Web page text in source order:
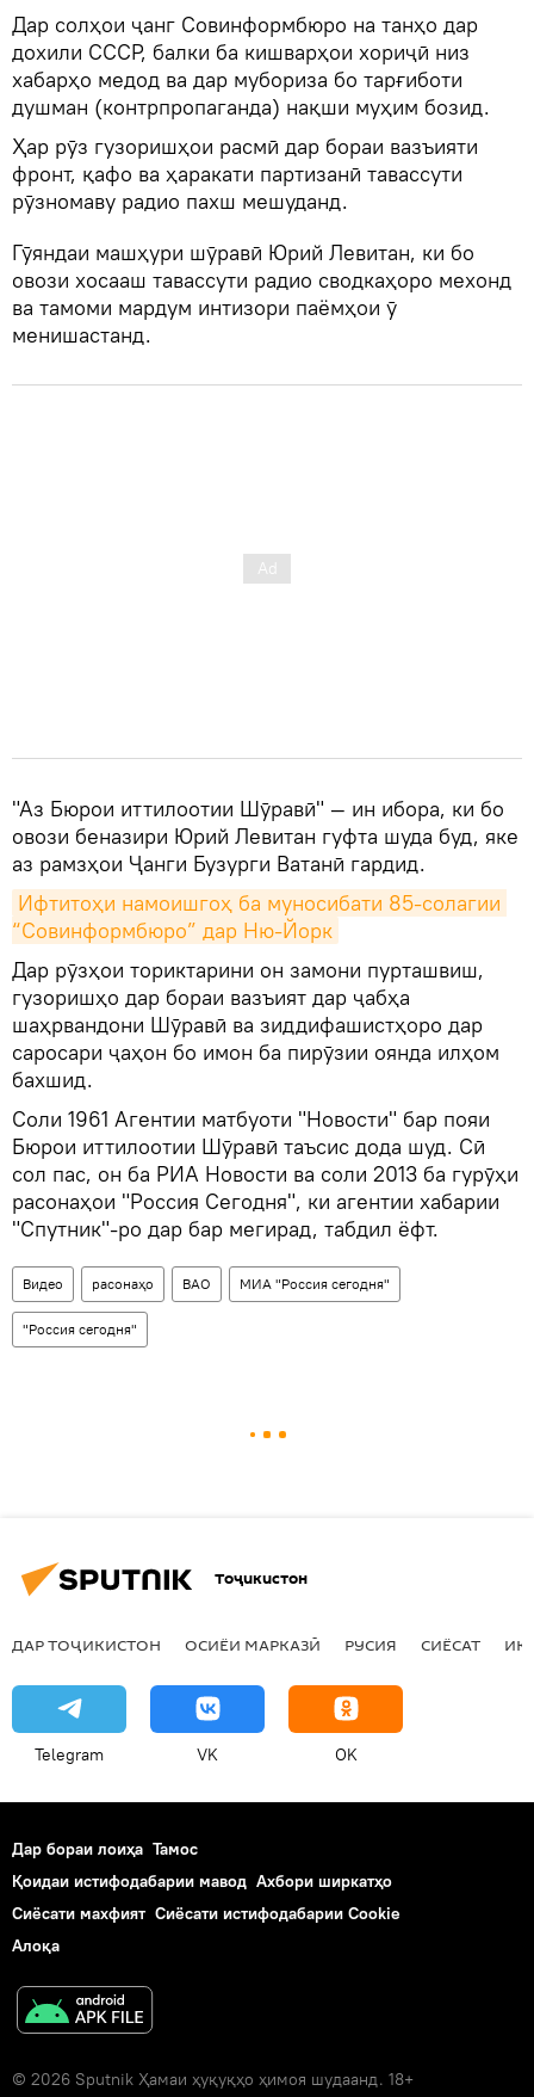
Дар солҳои ҷанг Совинформбюро на танҳо дар
дохили СССР, балки ба кишварҳои хориҷӣ низ
хабарҳо медод ва дар мубориза бо тарғиботи
душман (контрпропаганда) нақши муҳим бозид.
Ҳар рӯз гузоришҳои расмӣ дар бораи вазъияти
фронт, қафо ва ҳаракати партизанӣ тавассути
рӯзномаву радио пахш мешуданд.
Гӯяндаи машҳури шӯравӣ Юрий Левитан, ки бо
овози хосааш тавассути радио сводкаҳоро мехонд
ва тамоми мардум интизори паёмҳои ӯ
менишастанд.
"Аз Бюрои иттилоотии Шӯравӣ" — ин ибора, ки бо
овози беназири Юрий Левитан гуфта шуда буд, яке
аз рамзҳои Ҷанги Бузурги Ватанӣ гардид.
Ифтитоҳи намоишгоҳ ба муносибати 85-солагии
“Совинформбюро” дар Ню-Йорк
Дар рӯзҳои ториктарини он замони пурташвиш,
гузоришҳо дар бораи вазъият дар ҷабҳа
шаҳрвандони Шӯравӣ ва зиддифашистҳоро дар
саросари ҷаҳон бо имон ба пирӯзии оянда илҳом
бахшид.
Соли 1961 Агентии матбуоти "Новости" бар пояи
Бюрои иттилоотии Шӯравӣ таъсис дода шуд. Сӣ
сол пас, он ба РИА Новости ва соли 2013 ба гурӯҳи
расонаҳои "Россия Сегодня", ки агентии хабарии
"Спутник"-ро дар бар мегирад, табдил ёфт.
Видео расонаҳо ВАО МИА "Россия сегодня"
"Россия сегодня"
Тоҷикистон
ДАР ТОҶИКИСТОН ОСИЁИ МАРКАЗӢ РУСИЯ СИЁСАТ
Telegram VK OK
Дар бораи лоиҳа Тамос
Қоидаи истифодабарии мавод Ахбори ширкатҳо
Сиёсати махфият Сиёсати истифодабарии Cookie
Алоқа
© 2026 Sputnik Ҳамаи ҳуқуқҳо ҳимоя шудаанд. 18+